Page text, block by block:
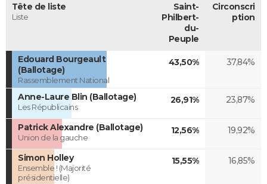
Tête de liste
Liste
Saint-
Philbert-
du-
Peuple
Circonscri
ption
Edouard Bourgeault
(Ballotage)
Rassemblement National
43,50% 37,84%
Anne-Laure Blin (Ballotage)
Les Républicains
26,91% 23,87%
Patrick Alexandre (Ballotage)
Union de la gauche
12,56% 19,92%
Simon Holley
Ensemble ! (Majorité
présidentielle)
15,55% 16,85%